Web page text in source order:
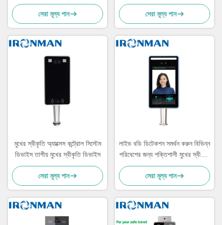
অ্যাপ্লিকেশন জন্য
সেরা মূল্য পান
প্রযুক্তি
সেরা মূল্য পান
মুখের স্বীকৃতি অ্যাক্সেস কন্ট্রোল সিস্টেম
ডিভাইস তাপীয় মুখের স্বীকৃতি ডিভাইস
সেরা মূল্য পান
লাইভ বডি ডিটেকশন সমর্থন করুন বিভিন্ন
পরিবেশের জন্য শক্তিশালী মুখের স্বীকৃতি
সিস্টেম
সেরা মূল্য পান